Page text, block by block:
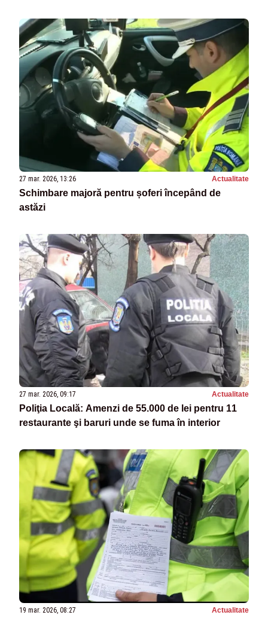
27 mar. 2026, 13:26 Actualitate
Schimbare majoră pentru șoferi începând de
astăzi
27 mar. 2026, 09:17 Actualitate
Poliţia Locală: Amenzi de 55.000 de lei pentru 11
restaurante şi baruri unde se fuma în interior
19 mar. 2026, 08:27 Actualitate